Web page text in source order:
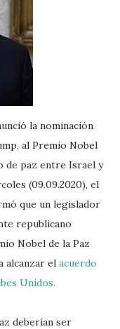
la nominación
al Premio Nobel
de paz entre Israel y
(09.09.2020), el
que un legislador
republicano
Nobel de la Paz
alcanzar el acuerdo
Unidos.
deberían ser